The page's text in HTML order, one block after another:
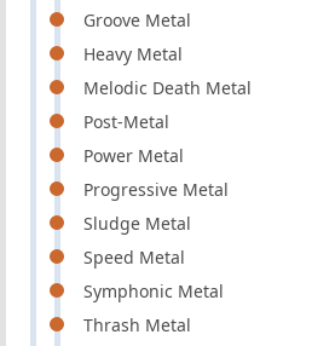
Groove Metal
Heavy Metal
Melodic Death Metal
Post-Metal
Power Metal
Progressive Metal
Sludge Metal
Speed Metal
Symphonic Metal
Thrash Metal